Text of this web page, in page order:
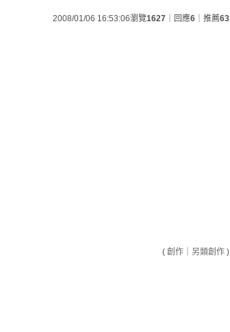
2008/01/06 16:53:06瀏覽1627 ｜回應6 ｜推薦63
( 創作 另類創作 )